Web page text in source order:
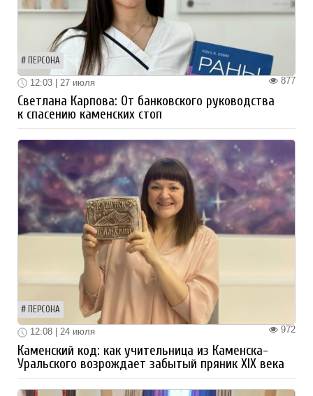
ПЕРСОНА
877
12:03 | 27 июля
Светлана Карпова: От банковского руководства
к спасению каменских стоп
ПЕРСОНА
972
12:08 | 24 июля
Каменский код: как учительница из Каменска-
Уральского возрождает забытый пряник XIX века